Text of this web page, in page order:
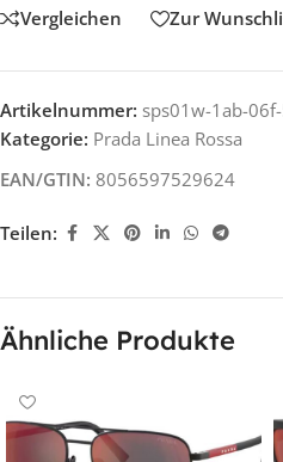
Vergleichen Zur
Artikelnummer: sps01w-1ab-
Kategorie: Prada Linea Rossa
EAN/GTIN: 8056597529624
Teilen:
Ähnliche Produkte